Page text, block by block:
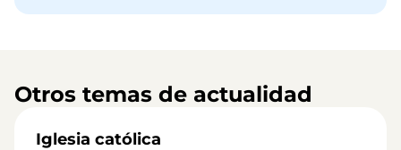
Otros temas de actualidad
Iglesia católica